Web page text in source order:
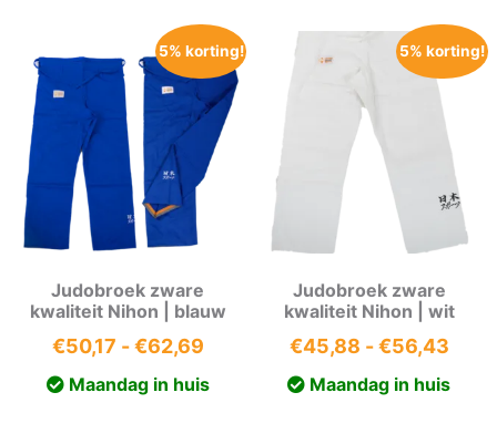
5% korting!
Judobroek zware
kwaliteit Nihon | blauw
€50,17 -€62,69Prijsklasse:
Maandag in huis
5% korting!
Judobroek zware
kwaliteit Nihon | wit
€45,88 - €56,43
Maandag in huis